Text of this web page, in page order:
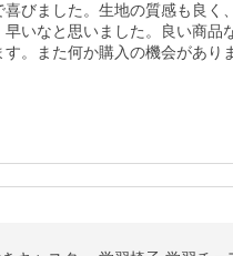
びました。生地の質感も良く
いなと思いました。良い商品
。また何か購入の機会があり